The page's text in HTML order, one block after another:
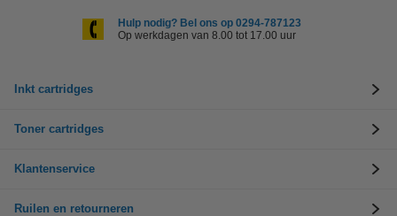
Hulp nodig? Bel ons op 0294-787123
Op werkdagen van 8.00 tot 17.00 uur
Inkt cartridges
Toner cartridges
Klantenservice
Ruilen en retourneren